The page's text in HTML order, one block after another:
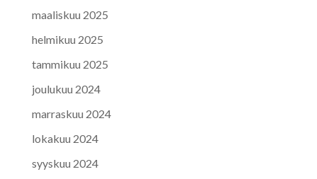
maaliskuu 2025
helmikuu 2025
tammikuu 2025
joulukuu 2024
marraskuu 2024
lokakuu 2024
syyskuu 2024